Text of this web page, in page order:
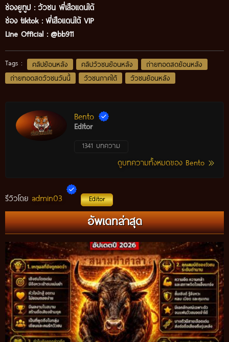
ช่องยูทูป : วัวชน พี่เสือแดนใต้
ช่อง tiktok : พี่เสือแดนใต้ VIP
Line Official : @bb911
Tags : คลิปย้อนหลัง คลิปวัวชนย้อนหลัง
ถ่ายทอดสดย้อนหลัง
ถ่ายทอดสดวัวชนวันนี้
วัวชนภาคใต้ วัวชนย้อนหลัง
Bento
Editor
1341 บทความ
ดูบทความทั้งหมดของ Bento
รีวิวโดย admin03 Editor
อัพเดทล่าสุด